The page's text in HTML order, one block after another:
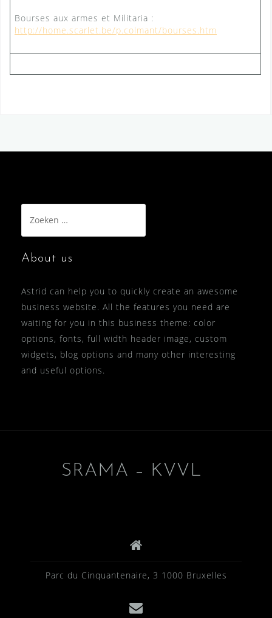
Bourses aux armes et Militaria :
http://home.scarlet.be/p.colmant/bourses.htm
naar:
About us
Astrid can help you to quickly create an awesome
business website. All the features you need are
waiting for you in this business theme: color
options, fonts, full width header image, custom
widgets, blog options and many other interesting
and useful options.
SRAMA – KVVL
Parc du Cinquantenaire, 3 1000 Bruxelles